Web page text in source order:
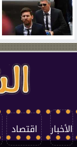
الأخبار اقتصاد